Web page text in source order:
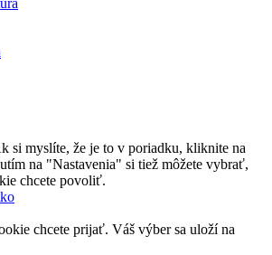
si myslíte, že je to v poriadku, kliknite na
na "Nastavenia" si tiež môžete vybrať,
chcete povoliť.
chcete prijať. Váš výber sa uloží na